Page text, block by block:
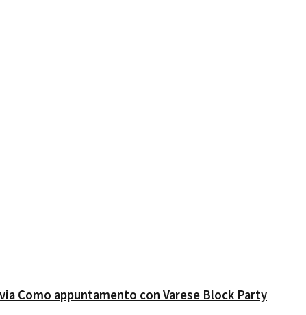
Como appuntamento con Varese Block Party